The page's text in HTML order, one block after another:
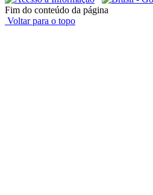
Fim do conteúdo da página
Voltar para o topo